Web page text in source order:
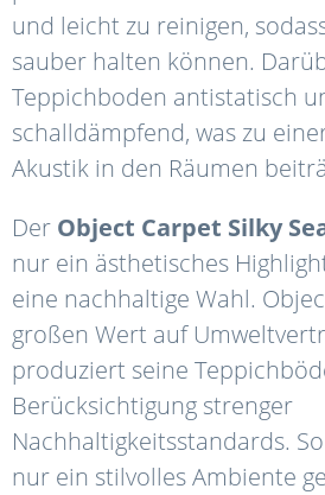
und leicht zu reinigen,
sauber halten können.
Teppichboden antistatisch
schalldämpfend, was zu
Akustik in den Räumen
Der Object Carpet Silky
nur ein ästhetisches
eine nachhaltige Wahl.
großen Wert auf
produziert seine
Berücksichtigung strenger
Nachhaltigkeitsstandards.
nur ein stilvolles Ambiente